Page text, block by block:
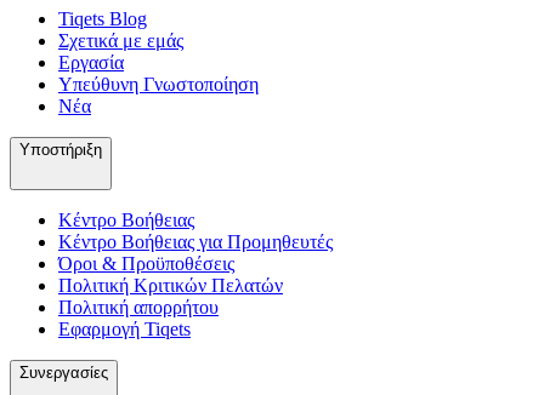
Tiqets Βlog
Σχετικά με εμάς
Εργασία
Υπεύθυνη Γνωστοποίηση
Νέα
Υποστήριξη
Κέντρο Βοήθειας
Κέντρο Βοήθειας για Προμηθευτές
Όροι & Προϋποθέσεις
Πολιτική Κριτικών Πελατών
Πολιτική απορρήτου
Εφαρμογή Tiqets
Συνεργασίες